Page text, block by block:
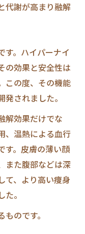
代謝が高まり融解
す。ハイパーナイ
の効果と安全性は
この度、その機能
されました。
解効果だけでな
、温熱による血行
す。皮膚の薄い顔
また腹部などは深
て、より高い痩身
。
のです。